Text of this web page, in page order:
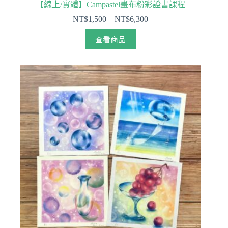
【線上/實體】Campastel畫布粉彩證書課程
NT$1,500 –NT$6,300
查看商品